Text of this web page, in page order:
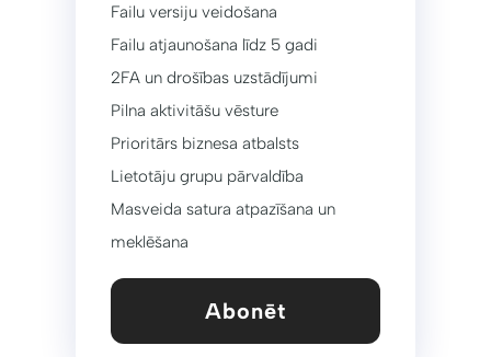
Failu versiju veidošana
Failu atjaunošana līdz 5 gadi
2FA un drošības uzstādījumi
Pilna aktivitāšu vēsture
Prioritārs biznesa atbalsts
Lietotāju grupu pārvaldība
Masveida satura atpazīšana un
meklēšana
Abonēt